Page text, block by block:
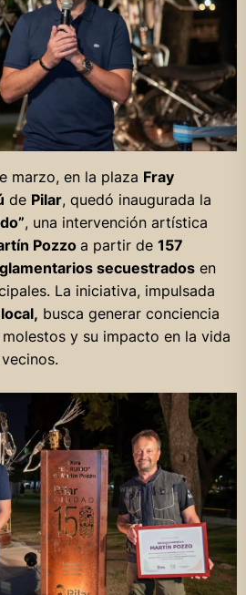
marzo, en la plaza Fray
de Pilar, quedó inaugurada la
, una intervención artística
Pozzoa partir de 157
secuestradosen
La iniciativa, impulsada
busca generar conciencia
y su impacto en la vida